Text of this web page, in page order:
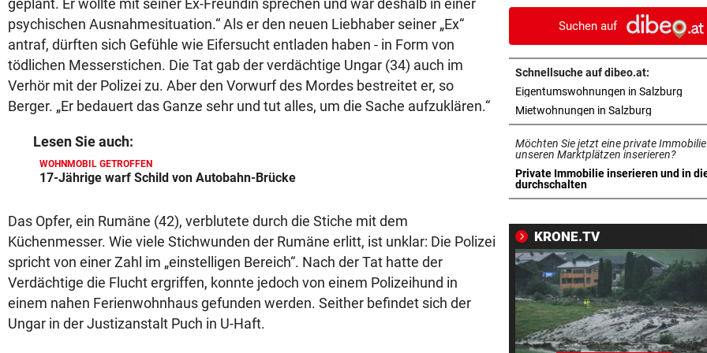
geplant. Er wollte mit seiner Ex-Freundin sprechen und war deshalb in einer
psychischen Ausnahmesituation.“ Als er den neuen Liebhaber seiner „Ex“
antraf, dürften sich Gefühle wie Eifersucht entladen haben - in Form von
tödlichen Messerstichen. Die Tat gab der verdächtige Ungar (34) auch im
Verhör mit der Polizei zu. Aber den Vorwurf des Mordes bestreitet er, so
Berger. „Er bedauert das Ganze sehr und tut alles, um die Sache aufzuklären.“
Lesen Sie auch:
WOHNMOBIL GETROFFEN
17-Jährige warf Schild von Autobahn-Brücke
Das Opfer, ein Rumäne (42), verblutete durch die Stiche mit dem
Küchenmesser. Wie viele Stichwunden der Rumäne erlitt, ist unklar: Die Polizei
spricht von einer Zahl im „einstelligen Bereich“. Nach der Tat hatte der
Verdächtige die Flucht ergriffen, konnte jedoch von einem Polizeihund in
einem nahen Ferienwohnhaus gefunden werden. Seither befindet sich der
Ungar in der Justizanstalt Puch in U-Haft.
den Festspielen
350 QUADRATMETER FEUER vor
Waldbrand in Göriach konnte
gelöscht werden
WIRBEL UM ARBEIT-SAGER
Kanzler entschuldigt sich:
Satz ist falsch“
SALZBURGER LIGA
viele Unbekannte
NACH 14 JAHREN vor 5
Freund: „Es war nicht leicht
mich, zu gehen“
GRÖDIG-PRÄSIDENT vor
Suchen auf
Schnellsuche auf dibeo.at:
Eigentumswohnungen in Salzburg
Mietwohnungen in Salzburg
Möchten Sie jetzt eine private
unseren Marktplätzen inserieren?
Private Immobilie inserieren und in
durchschalten
in neuem Tab öffnen
KRONE.TV